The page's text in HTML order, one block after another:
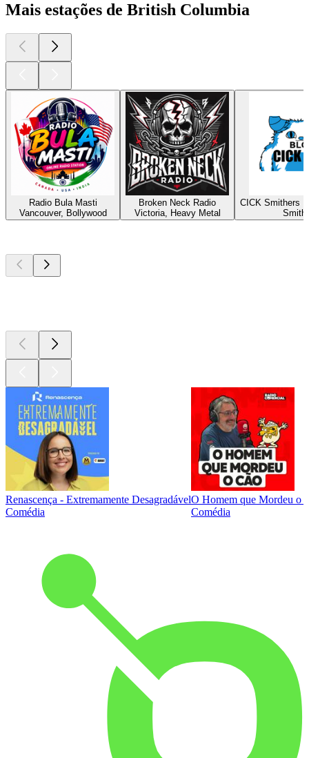
Mais estações de British Columbia
Radio Bula Masti
Vancouver, Bollywood
Broken Neck Radio
Victoria, Heavy Metal
CICK Smithers
Renascença - Extremamente Desagradável
Comédia
O Homem que Mordeu o
Comédia